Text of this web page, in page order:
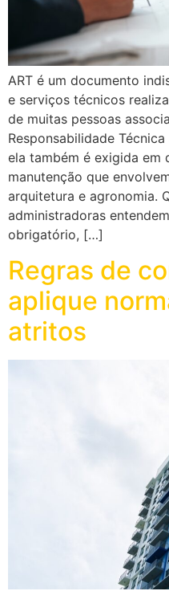
ART é um documento
e serviços técnicos
de muitas pessoas
Responsabilidade
ela também é exigida em
manutenção que
arquitetura e agronomia.
administradoras
obrigatório, […]
Regras de
aplique
atritos